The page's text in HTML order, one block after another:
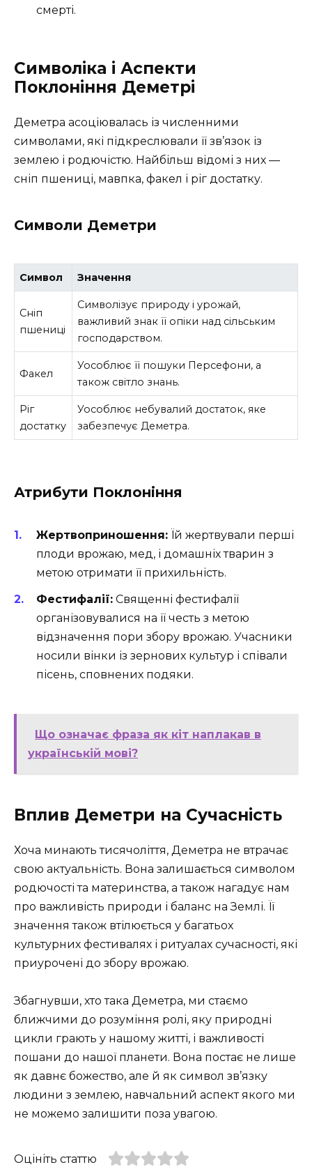
смерті.
Символіка і Аспекти
Поклоніння Деметрі
Деметра асоціювалась із численними
символами, які підкреслювали її зв’язок із
землею і родючістю. Найбільш відомі з них —
сніп пшениці, мавпка, факел і ріг достатку.
Символи Деметри
Символ Значення
Сніп
пшениці
Символізує природу і урожай,
важливий знак її опіки над сільським
господарством.
Факел
Уособлює її пошуки Персефони, а
також світло знань.
Ріг
достатку
Уособлює небувалий достаток, яке
забезпечує Деметра.
Атрибути Поклоніння
Жертвоприношення: Їй жертвували перші
плоди врожаю, мед, і домашніх тварин з
метою отримати її прихильність.
Фестифалії: Священні фестифалії
організовувалися на її честь з метою
відзначення пори збору врожаю. Учасники
носили вінки із зернових культур і співали
пісень, сповнених подяки.
Що означає фраза як кіт наплакав в
українській мові?
Вплив Деметри на Сучасність
Хоча минають тисячоліття, Деметра не втрачає
свою актуальність. Вона залишається символом
родючості та материнства, а також нагадує нам
про важливість природи і баланс на Землі. Її
значення також втілюється у багатьох
культурних фестивалях і ритуалах сучасності, які
приурочені до збору врожаю.
Збагнувши, хто така Деметра, ми стаємо
ближчими до розуміння ролі, яку природні
цикли грають у нашому житті, і важливості
пошани до нашої планети. Вона постає не лише
як давнє божество, але й як символ зв’язку
людини з землею, навчальний аспект якого ми
не можемо залишити поза увагою.
Оцініть статтю